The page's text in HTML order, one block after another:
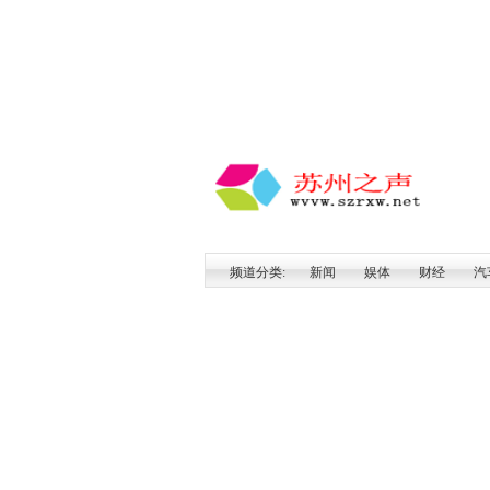
频道分类: 新闻 娱体 财经 汽